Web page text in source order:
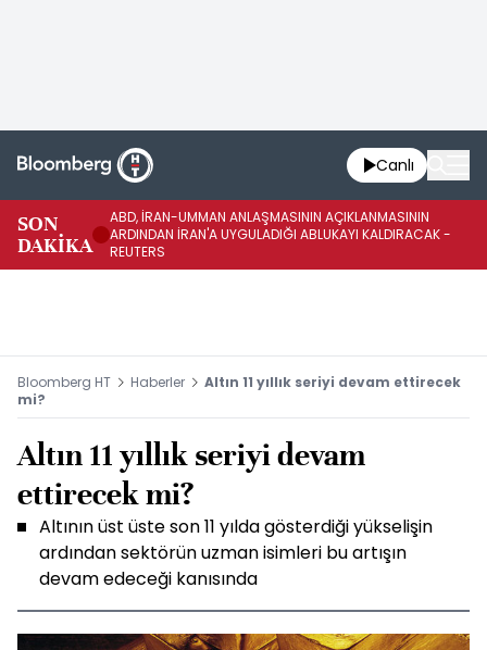
Canlı
SON
DAKİKA
ABD, İRAN-UMMAN ANLAŞMASININ AÇIKLANMASININ
ARDINDAN İRAN'A UYGULADIĞI ABLUKAYI KALDIRACAK -
REUTERS
Bloomberg HT Haberler
Altın 11 yıllık seriyi devam ettirecek
mi?
Altın 11 yıllık seriyi devam
ettirecek mi?
Altının üst üste son 11 yılda gösterdiği yükselişin
ardından sektörün uzman isimleri bu artışın
devam edeceği kanısında